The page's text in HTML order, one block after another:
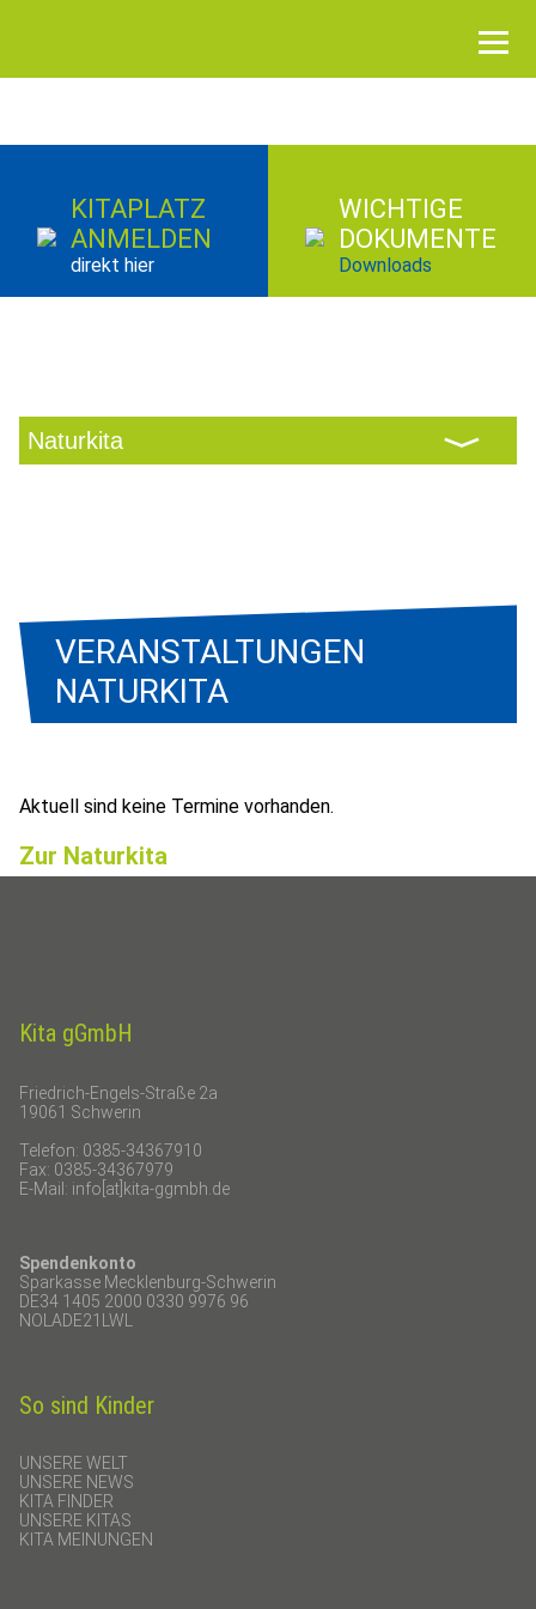
KITAPLATZ
ANMELDEN
direkt hier
WICHTIGE
DOKUMENTE
Downloads
Navigation
überspringen
Navigation
VERANSTALTUNGEN
NATURKITA
Aktuell sind keine Termine vorhanden.
Zur Naturkita
Kita gGmbH
Friedrich-Engels-Straße 2a
19061 Schwerin
Telefon: 0385-34367910
Fax: 0385-34367979
E-Mail: info[at]kita-ggmbh.de
Spendenkonto
Sparkasse Mecklenburg-Schwerin
DE34 1405 2000 0330 9976 96
NOLADE21LWL
So sind Kinder
UNSERE WELT
UNSERE NEWS
KITA FINDER
UNSERE KITAS
KITA MEINUNGEN